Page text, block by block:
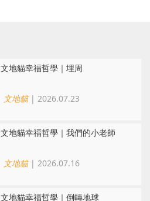
文地貓幸福哲學｜埋周
文地貓| 2026.07.23
文地貓幸福哲學｜我們的小老師
文地貓| 2026.07.16
文地貓幸福哲學｜倒轉地球